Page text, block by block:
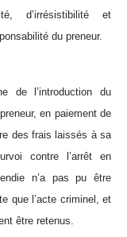
d’irrésistibilité et
du preneur.
de l’introduction du
en paiement de
des frais laissés à sa
contre l’arrêt en
n’a pas pu être
que l’acte criminel, et
être retenus.